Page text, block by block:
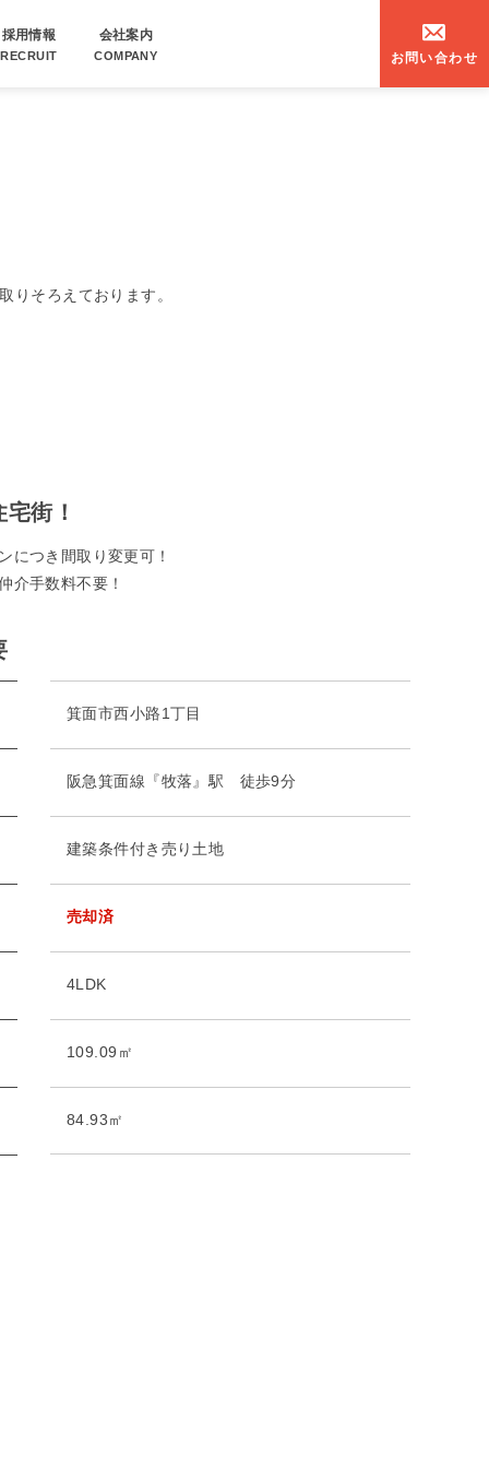
採用情報
RECRUIT
会社案内
COMPANY お問い合わせ
りそろえております。
街！
につき間取り変更可！
介手数料不要！
箕面市西小路1丁目
阪急箕面線『牧落』駅 徒歩9分
建築条件付き売り土地
売却済
4LDK
109.09㎡
84.93㎡